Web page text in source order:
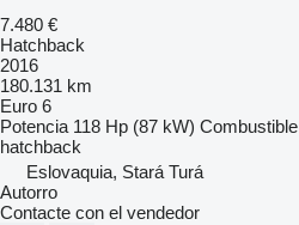
7.480 €
Hatchback
2016
180.131 km
Euro 6
Potencia 118 Hp (87 kW) Combustible
hatchback
Eslovaquia, Stará Turá
Autorro
Contacte con el vendedor